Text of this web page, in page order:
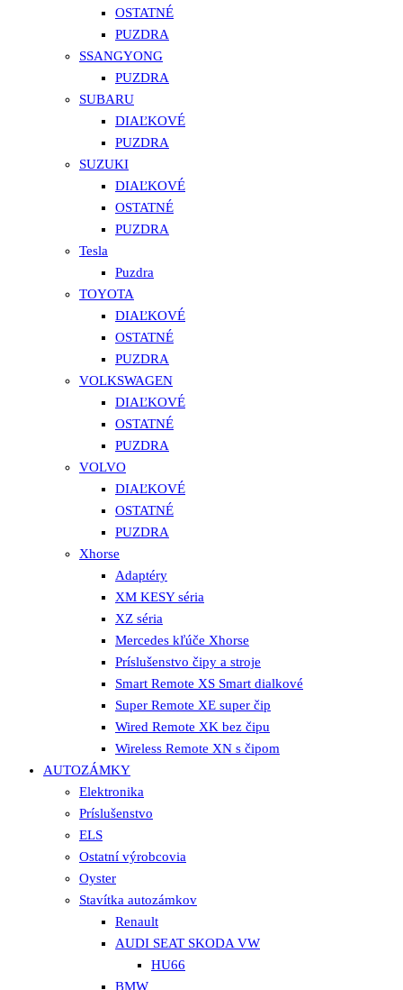
OSTATNÉ
PUZDRA
SSANGYONG
PUZDRA
SUBARU
DIAĽKOVÉ
PUZDRA
SUZUKI
DIAĽKOVÉ
OSTATNÉ
PUZDRA
Tesla
Puzdra
TOYOTA
DIAĽKOVÉ
OSTATNÉ
PUZDRA
VOLKSWAGEN
DIAĽKOVÉ
OSTATNÉ
PUZDRA
VOLVO
DIAĽKOVÉ
OSTATNÉ
PUZDRA
Xhorse
Adaptéry
XM KESY séria
XZ séria
Mercedes kľúče Xhorse
Príslušenstvo čipy a stroje
Smart Remote XS Smart dialkové
Super Remote XE super čip
Wired Remote XK bez čipu
Wireless Remote XN s čipom
AUTOZÁMKY
Elektronika
Príslušenstvo
ELS
Ostatní výrobcovia
Oyster
Stavítka autozámkov
Renault
AUDI SEAT SKODA VW
HU66
BMW